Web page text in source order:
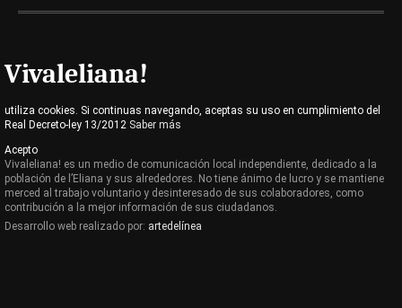
Vivaleliana!
utiliza cookies. Si continuas navegando, aceptas su uso en cumplimiento del
Real Decreto-ley 13/2012 Saber más
Acepto
Vivaleliana! es un medio de comunicación local independiente, dedicado a la
población de l’Eliana y sus alrededores. No tiene ánimo de lucro y se mantiene
merced al trabajo voluntario y desinteresado de sus colaboradores, como
contribución a la mejor información de sus ciudadanos.
Desarrollo web realizado por: artedelínea